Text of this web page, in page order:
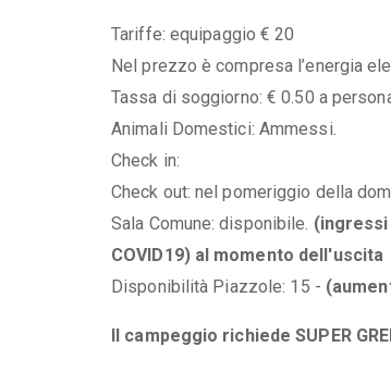
Tariffe: equipaggio € 20
Nel prezzo è compresa l’energia
Tassa di soggiorno: € 0.50 a
Animali Domestici: Ammessi.
Check in:
Check out: nel pomeriggio della
Sala Comune: disponibile.
COVID19) al momento dell'uscita
Disponibilità Piazzole: 15 -
Il campeggio richiede SUPER